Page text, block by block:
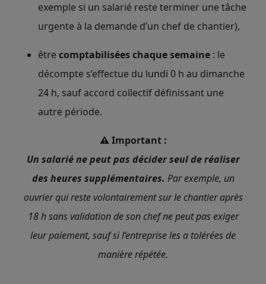
exemple si un salarié reste terminer une tâche
urgente à la demande d’un chef de chantier),
être comptabilisées chaque semaine : le
décompte s’effectue du lundi 0 h au dimanche
24 h, sauf accord collectif définissant une
autre période.
⚠️ Important :
Un salarié ne peut pas décider seul de réaliser
des heures supplémentaires. Par exemple, un
ouvrier qui reste volontairement sur le chantier après
18 h sans validation de son chef ne peut pas exiger
leur paiement, sauf si l’entreprise les a tolérées de
manière répétée.